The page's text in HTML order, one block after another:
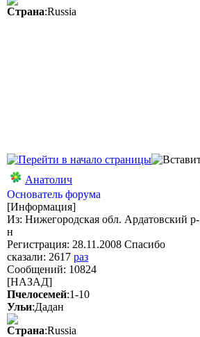
Страна:Russia
Анатолич
Основатель форума
[Информация]
Из: Нижегородская обл. Ардатовский р-
н
Регистрация: 28.11.2008 Спасибо
сказали: 2617 раз
Сообщений: 10824
[НАЗАД]
Пчелосемей:1-10
Ульи:Дадан
Страна:Russia